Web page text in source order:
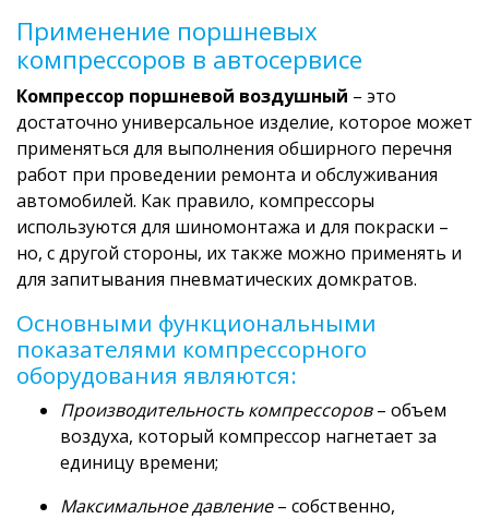
Применение поршневых
компрессоров в автосервисе
Компрессор поршневой воздушный – это
достаточно универсальное изделие, которое может
применяться для выполнения обширного перечня
работ при проведении ремонта и обслуживания
автомобилей. Как правило, компрессоры
используются для шиномонтажа и для покраски –
но, с другой стороны, их также можно применять и
для запитывания пневматических домкратов.
Основными функциональными
показателями компрессорного
оборудования являются:
Производительность компрессоров– объем
воздуха, который компрессор нагнетает за
единицу времени;
Максимальное давление– собственно,